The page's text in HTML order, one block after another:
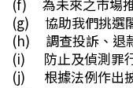
(f) 為未來之市場
(g) 協助我們挑選
(h) 調查投訴、退
(i) 防止及偵測罪
(j) 根據法例作出